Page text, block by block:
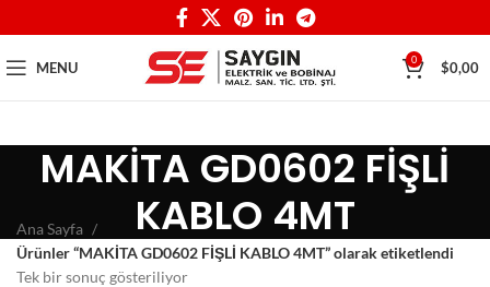
MENU 0 $0,00
MAKİTA GD0602 FİŞLİ
KABLO 4MT
Ana Sayfa
Ürünler “MAKİTA GD0602 FİŞLİ KABLO 4MT” olarak etiketlendi
Tek bir sonuç gösteriliyor